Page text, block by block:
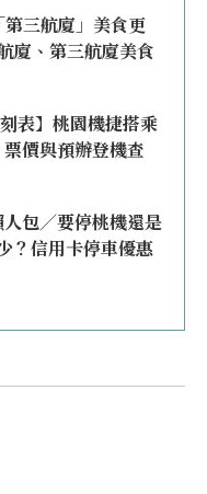
三航廈」美食更
廈、第三航廈美食
表】桃園機捷搭乘
價與預辦登機查
包／要停桃機還是
？信用卡停車優惠